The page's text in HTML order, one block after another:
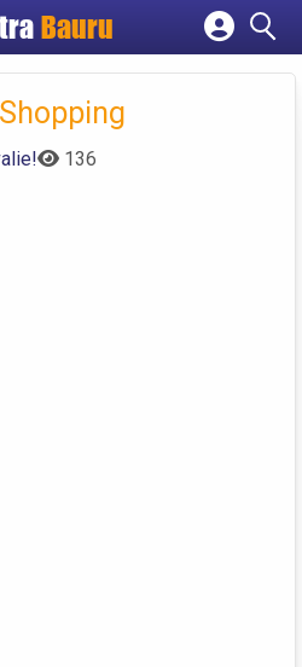
Bauru
Cadastrar empresa
Criar conta
136